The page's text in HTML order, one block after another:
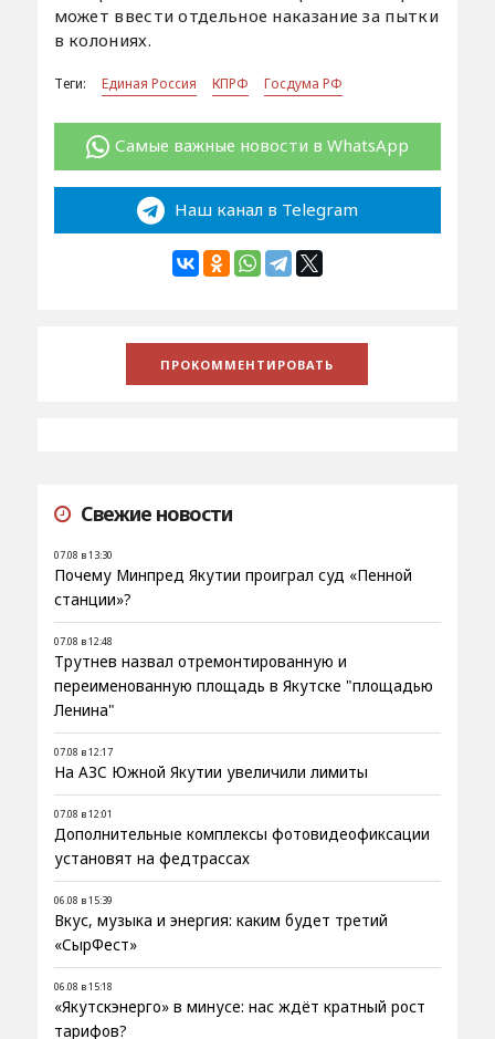
может ввести отдельное наказание за пытки
в колониях.
Теги: Единая Россия КПРФ Госдума РФ
Самые важные новости в WhatsApp
Наш канал в Telegram
Свежие новости
07.08 в 13:30
Почему Минпред Якутии проиграл суд «Пенной
станции»?
07.08 в 12:48
Трутнев назвал отремонтированную и
переименованную площадь в Якутске "площадью
Ленина"
07.08 в 12:17
На АЗС Южной Якутии увеличили лимиты
07.08 в 12:01
Дополнительные комплексы фотовидеофиксации
установят на федтрассах
06.08 в 15:39
Вкус, музыка и энергия: каким будет третий
«СырФест»
06.08 в 15:18
«Якутскэнерго» в минусе: нас ждёт кратный рост
тарифов?